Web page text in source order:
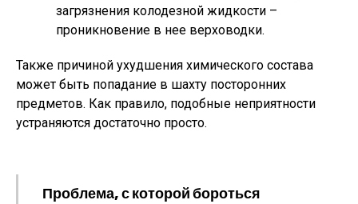
загрязнения колодезной жидкости –
проникновение в нее верховодки.
Также причиной ухудшения химического состава
может быть попадание в шахту посторонних
предметов. Как правило, подобные неприятности
устраняются достаточно просто.
Проблема, с которой бороться